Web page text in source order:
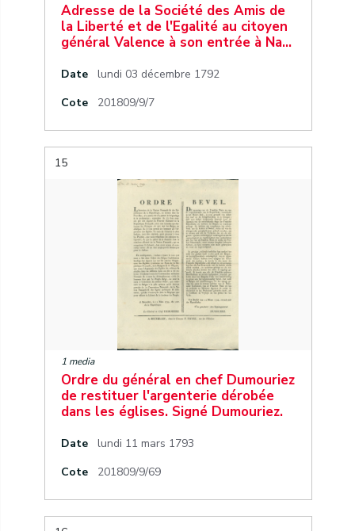
Adresse de la Société des Amis de
la Liberté et de l'Egalité au citoyen
général Valence à son entrée à Na…
Date
lundi 03 décembre 1792
Cote
201809/9/7
15
1 media
Ordre du général en chef Dumouriez
de restituer l'argenterie dérobée
dans les églises. Signé Dumouriez.
Date
lundi 11 mars 1793
Cote
201809/9/69